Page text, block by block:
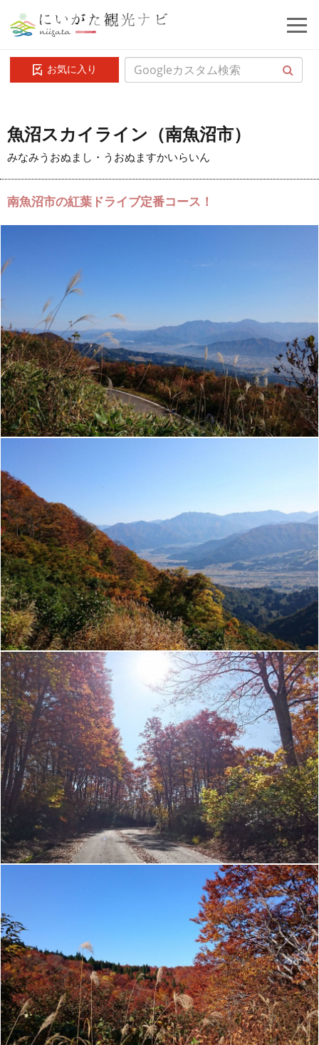
お気に入り
魚沼スカイライン（南魚沼市）
みなみうおぬまし・うおぬますかいらいん
南魚沼市の紅葉ドライブ定番コース！